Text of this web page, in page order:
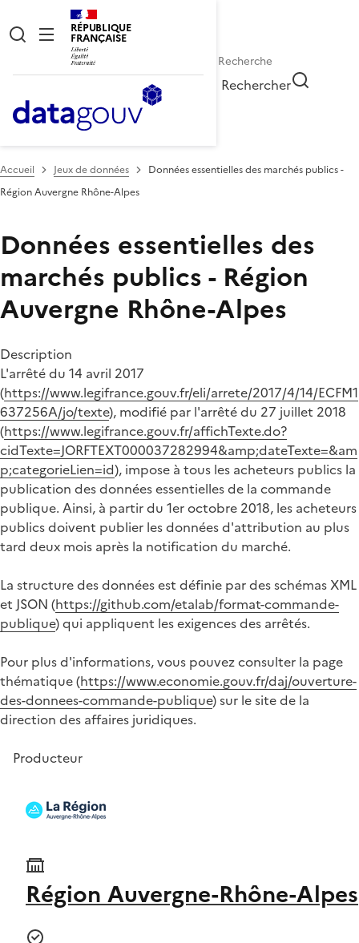
RÉPUBLIQUE
FRANÇAISE
Rechercher
Accueil Jeux de données
Données essentielles des marchés publics -
Région Auvergne Rhône-Alpes
Données essentielles des
marchés publics - Région
Auvergne Rhône-Alpes
Description
L'arrêté du 14 avril 2017
(https://www.legifrance.gouv.fr/eli/arrete/2017/4/14/ECFM1
637256A/jo/texte), modifié par l'arrêté du 27 juillet 2018
(https://www.legifrance.gouv.fr/affichTexte.do?
cidTexte=JORFTEXT000037282994&amp;dateTexte=&am
p;categorieLien=id), impose à tous les acheteurs publics la
publication des données essentielles de la commande
publique. Ainsi, à partir du 1er octobre 2018, les acheteurs
publics doivent publier les données d'attribution au plus
tard deux mois après la notification du marché.
La structure des données est définie par des schémas XML
et JSON (https://github.com/etalab/format-commande-
publique) qui appliquent les exigences des arrêtés.
Pour plus d'informations, vous pouvez consulter la page
thématique (https://www.economie.gouv.fr/daj/ouverture-
des-donnees-commande-publique) sur le site de la
direction des affaires juridiques.
Producteur
Région Auvergne-Rhône-Alpes